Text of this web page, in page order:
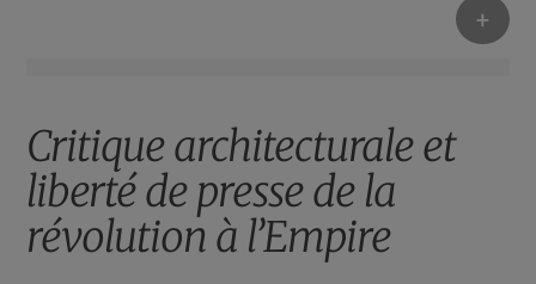
+
Critique architecturale et
liberté de presse de la
révolution à l’Empire